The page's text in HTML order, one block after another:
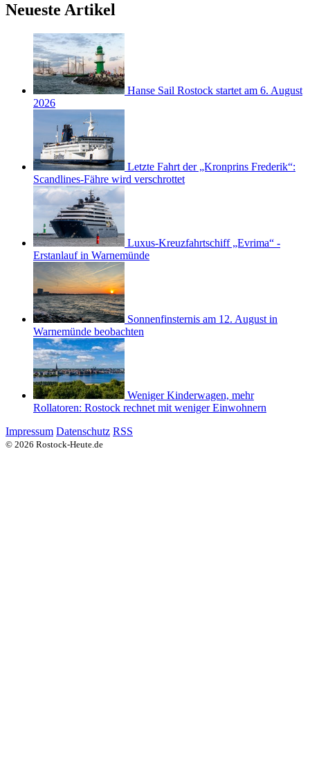
Neueste Artikel
Hanse Sail Rostock startet am 6. August
2026
Letzte Fahrt der „Kronprins Frederik“:
Scandlines-Fähre wird verschrottet
Luxus-Kreuzfahrtschiff „Evrima“ -
Erstanlauf in Warnemünde
Sonnenfinsternis am 12. August in
Warnemünde beobachten
Weniger Kinderwagen, mehr
Rollatoren: Rostock rechnet mit weniger Einwohnern
Impressum Datenschutz RSS
© 2026 Rostock-Heute.de